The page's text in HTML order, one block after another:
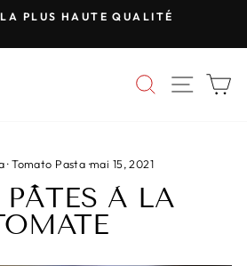
PLUS HAUTE QUALITÉ
·Tomato Pasta ·mai 15, 2021
PÂTES À LA